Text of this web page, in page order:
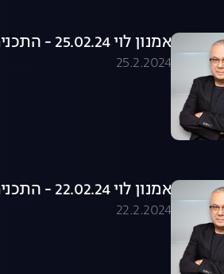
אמנון לוי 25.02.24 - התכנית המלאה
25.2.2024
אמנון לוי 22.02.24 - התכנית המלאה
22.2.2024